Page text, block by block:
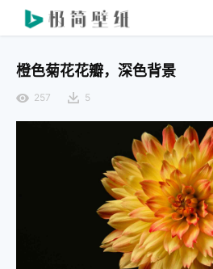
橙色菊花花瓣，深色背景
257 5